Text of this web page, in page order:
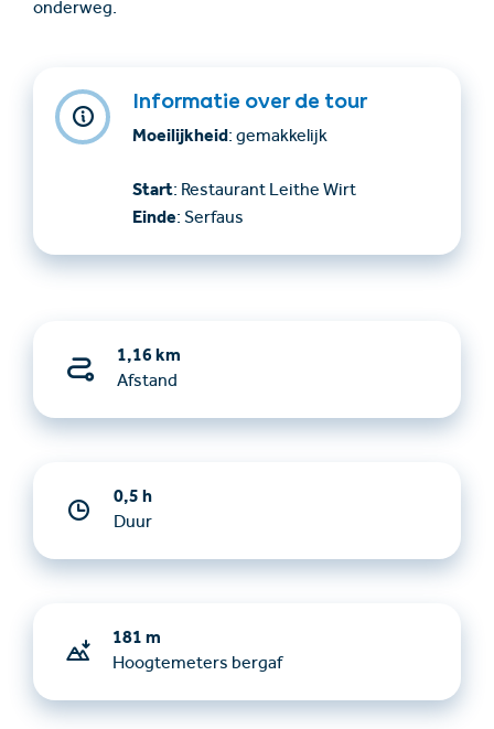
onderweg.
Informatie over de tour
Moeilijkheid: gemakkelijk
Start: Restaurant Leithe Wirt
Einde: Serfaus
1,16 km
Afstand
0,5 h
Duur
181 m
Hoogtemeters bergaf